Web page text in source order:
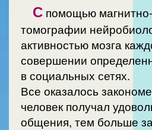
С помощью
томографии
активностью мозга каждого
совершении
в социальных сетях.
Все оказалось
человек получал
общения, тем больше